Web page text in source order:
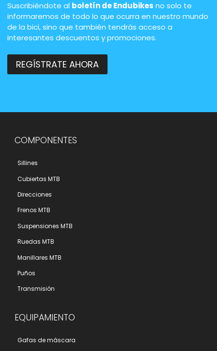
Suscribiéndote al boletín de Endubikes no solo te
informaremos de todo lo que ocurra en nuestro mundo
de la bici, sino que también tendrás acceso a
interesantes descuentos y promociones.
REGÍSTRATE AHORA
COMPONENTES
Sillines
Cubiertas MTB
Direcciones
Frenos MTB
Suspensiones MTB
Ruedas MTB
Manillares MTB
Puños
Transmisión
EQUIPAMIENTO
Gafas de máscara